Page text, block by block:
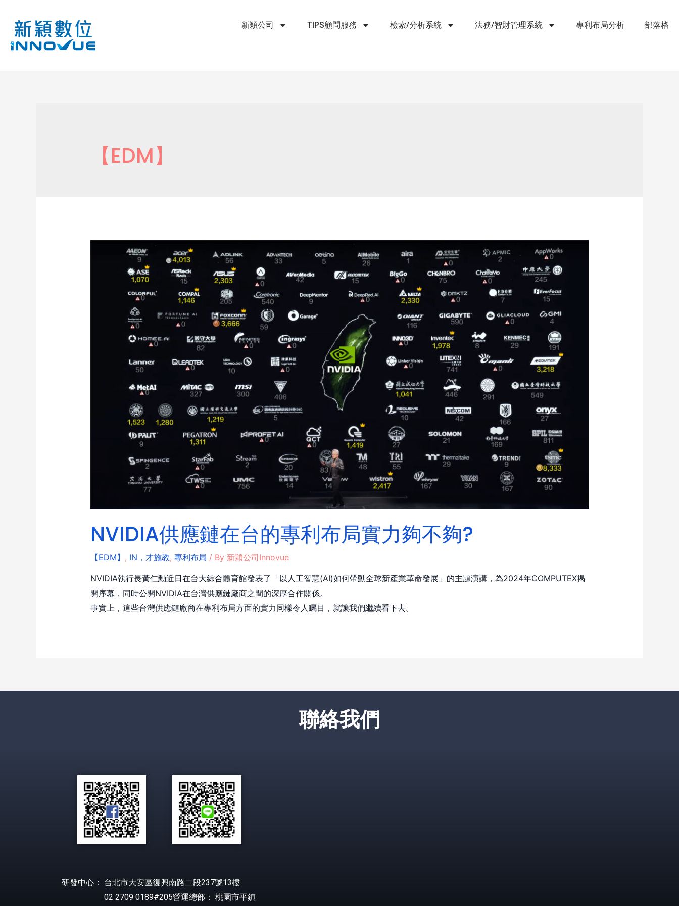
新穎公司 TIPS顧問服務 檢索/分析系統 法務/智財管理系統 專利布局分析 部落格
【EDM】
NVIDIA供應鏈在台的專利布局實力夠不夠?
【EDM】 , IN，才施教, 專利布局 / By 新穎公司Innovue
NVIDIA執行長黃仁勳近日在台大綜合體育館發表了「以人工智慧(AI)如何帶動全球新產業革命發展」的主題演講，為2024年COMPUTEX揭
開序幕，同時公開NVIDIA在台灣供應鏈廠商之間的深厚合作關係。
事實上，這些台灣供應鏈廠商在專利布局方面的實力同樣令人矚目，就讓我們繼續看下去。
聯絡我們
研發中心： 台北市大安區復興南路二段237號13樓
02 2709 0189#205營運總部： 桃園市平鎮